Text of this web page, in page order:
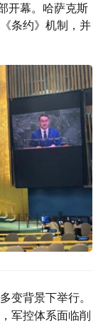
开幕。哈萨克斯
条约》机制，并
变背景下举行。
军控体系面临削